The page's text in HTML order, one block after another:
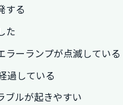
する
た
ラーランプが点滅している
過している
ブルが起きやすい